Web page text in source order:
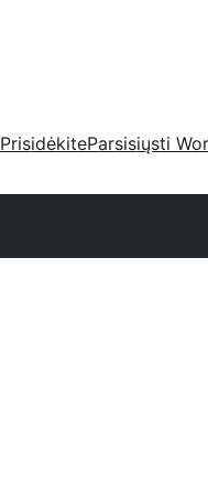
PrisidėkiteParsisiųsti